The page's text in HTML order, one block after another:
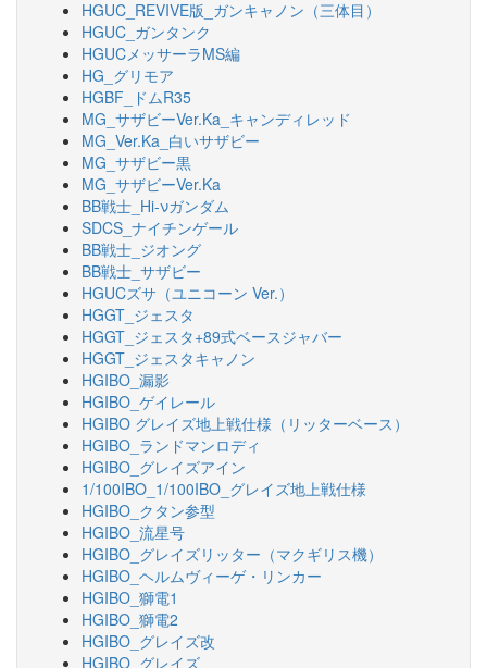
HGUC_REVIVE版_ガンキャノン（三体目）
HGUC_ガンタンク
HGUCメッサーラMS編
HG_グリモア
HGBF_ドムR35
MG_サザビーVer.Ka_キャンディレッド
MG_Ver.Ka_白いサザビー
MG_サザビー黒
MG_サザビーVer.Ka
BB戦士_Hi-νガンダム
SDCS_ナイチンゲール
BB戦士_ジオング
BB戦士_サザビー
HGUCズサ（ユニコーン Ver.）
HGGT_ジェスタ
HGGT_ジェスタ+89式ベースジャバー
HGGT_ジェスタキャノン
HGIBO_漏影
HGIBO_ゲイレール
HGIBO グレイズ地上戦仕様（リッターベース）
HGIBO_ランドマンロディ
HGIBO_グレイズアイン
1/100IBO_1/100IBO_グレイズ地上戦仕様
HGIBO_クタン参型
HGIBO_流星号
HGIBO_グレイズリッター（マクギリス機）
HGIBO_ヘルムヴィーゲ・リンカー
HGIBO_獅電1
HGIBO_獅電2
HGIBO_グレイズ改
HGIBO_グレイズ